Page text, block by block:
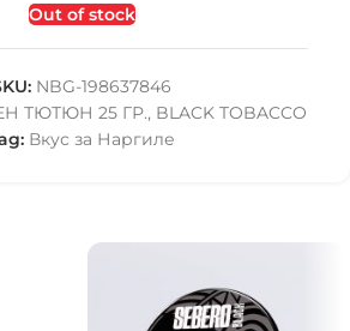
Out of stock
NBG-198637846
ТЮТЮН 25 ГР., BLACK TOBACCO
Вкус за Наргиле